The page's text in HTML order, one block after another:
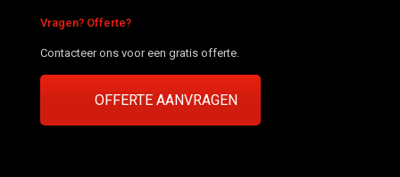
Vragen? Offerte?
Contacteer ons voor een gratis offerte.
OFFERTE AANVRAGEN